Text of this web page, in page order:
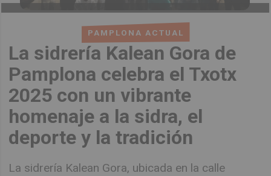
PAMPLONA ACTUAL
La sidrería Kalean Gora de
Pamplona celebra el Txotx
2025 con un vibrante
homenaje a la sidra, el
deporte y la tradición
La sidrería Kalean Gora, ubicada en la calle